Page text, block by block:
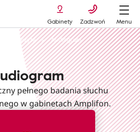
Gabinety Zadzwoń
Menu
Umów wizytę Audiogram
pełnego badania słuchu
w gabinetach Amplifon.